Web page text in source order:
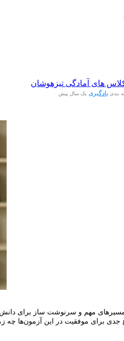
های آمادگی تیزهوشان
بندی یادگیری یک سال پیش
مهم و سرنوشت‌ ساز برای
جدی برای موفقیت در این آزمون‌ها